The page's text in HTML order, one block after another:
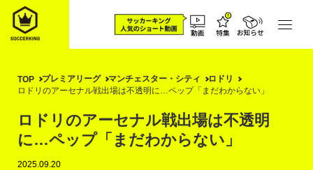
TOP プレミアリーグ マンチェスター・シティ
ロドリ
ロドリのアーセナル戦出場は不透明に…ペップ「まだわからない」
ロドリのアーセナル戦出場は不透明
に…ペップ「まだわからない」
2025.09.20